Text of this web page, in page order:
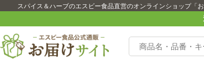
スパイス＆ハーブのエスビー食品直営のオンラインショップ「お